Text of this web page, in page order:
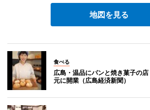
地図を見る
食べる
広島・温品にパンと焼き菓子の
元に開業（広島経済新聞）